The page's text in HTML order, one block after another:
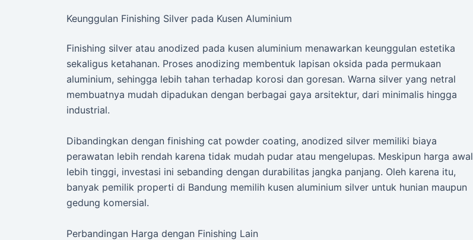
Keunggulan Finishing Silver pada Kusen Aluminium
Finishing silver atau anodized pada kusen aluminium menawarkan keunggulan estetika
sekaligus ketahanan. Proses anodizing membentuk lapisan oksida pada permukaan
aluminium, sehingga lebih tahan terhadap korosi dan goresan. Warna silver yang netral
membuatnya mudah dipadukan dengan berbagai gaya arsitektur, dari minimalis hingga
industrial.
Dibandingkan dengan finishing cat powder coating, anodized silver memiliki biaya
perawatan lebih rendah karena tidak mudah pudar atau mengelupas. Meskipun harga awal
lebih tinggi, investasi ini sebanding dengan durabilitas jangka panjang. Oleh karena itu,
banyak pemilik properti di Bandung memilih kusen aluminium silver untuk hunian maupun
gedung komersial.
Perbandingan Harga dengan Finishing Lain